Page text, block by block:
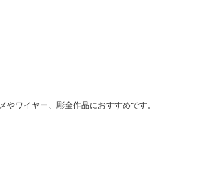
やワイヤー、彫金作品におすすめです。